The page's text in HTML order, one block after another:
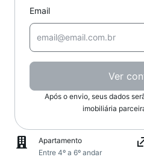
Email
Ver
Após o envio, seus dados
imobiliária
Apartamento
Entre 4º a 6º andar